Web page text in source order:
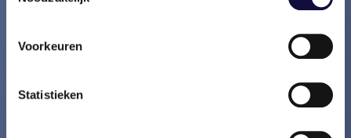
Voorkeuren
Statistieken